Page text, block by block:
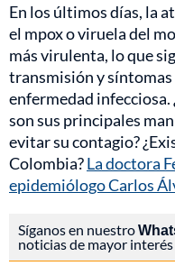
En los últimos días, la
el mpox o viruela del
más virulenta, lo que
transmisión y síntomas
enfermedad infecciosa.
son sus principales
evitar su contagio?
Colombia?La doctora
epidemiólogo Carlos
Síganos en nuestro
noticias de mayor interés